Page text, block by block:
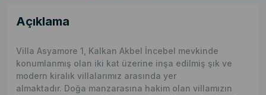
Açıklama
Villa Asyamore 1, Kalkan Akbel İncebel mevkinde
konumlanmış olan iki kat üzerine inşa edilmiş şık ve
modern kiralık villalarımız arasında yer
almaktadır. Doğa manzarasına hakim olan villamızın